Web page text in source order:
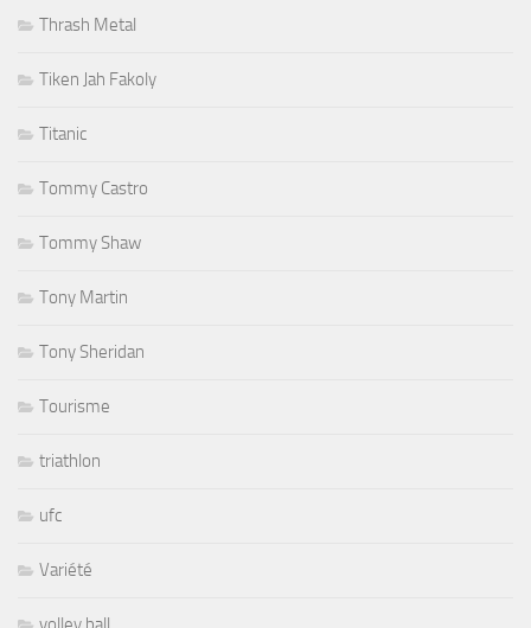
Thrash Metal
Tiken Jah Fakoly
Titanic
Tommy Castro
Tommy Shaw
Tony Martin
Tony Sheridan
Tourisme
triathlon
ufc
Variété